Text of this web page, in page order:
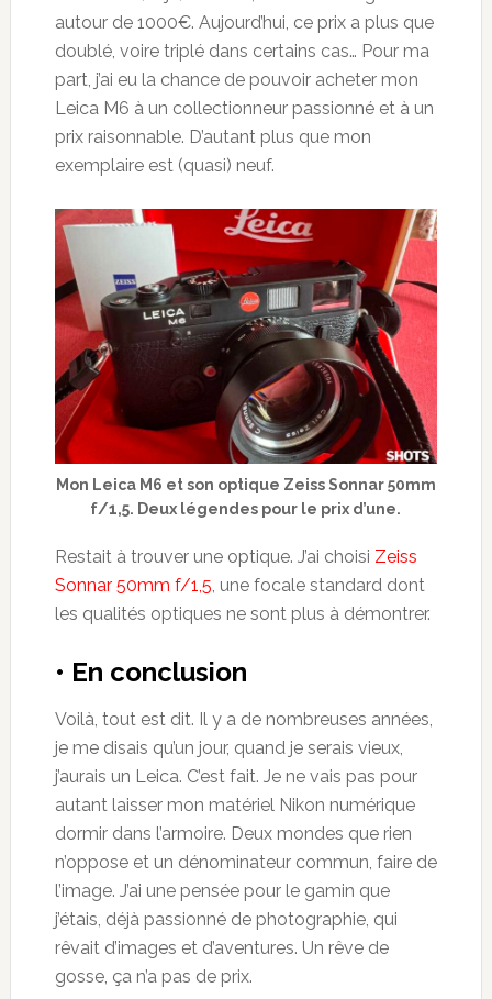
autour de 1000€. Aujourd’hui, ce prix a plus que
doublé, voire triplé dans certains cas… Pour ma
part, j’ai eu la chance de pouvoir acheter mon
Leica M6 à un collectionneur passionné et à un
prix raisonnable. D’autant plus que mon
exemplaire est (quasi) neuf.
Mon Leica M6 et son optique Zeiss Sonnar 50mm
f/1,5. Deux légendes pour le prix d’une.
Restait à trouver une optique. J’ai choisi Zeiss
Sonnar 50mm f/1,5, une focale standard dont
les qualités optiques ne sont plus à démontrer.
• En conclusion
Voilà, tout est dit. Il y a de nombreuses années,
je me disais qu’un jour, quand je serais vieux,
j’aurais un Leica. C’est fait. Je ne vais pas pour
autant laisser mon matériel Nikon numérique
dormir dans l’armoire. Deux mondes que rien
n’oppose et un dénominateur commun, faire de
l’image. J’ai une pensée pour le gamin que
j’étais, déjà passionné de photographie, qui
rêvait d’images et d’aventures. Un rêve de
gosse, ça n’a pas de prix.